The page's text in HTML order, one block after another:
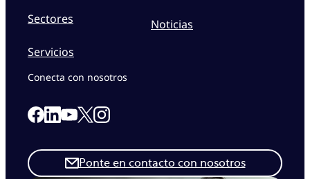
Sectores
Servicios
Noticias
Ponte en contacto con nosotros
Conecta con nosotros
Link to our Facebook page
Link to our Linkedin page
Link to our Youtube page
Link to our X page
Link to our Instagram page